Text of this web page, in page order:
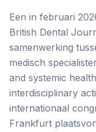
Een in februari
British Dental
samenwerking
medisch
and systemic
interdisciplinary
internationaal
Frankfurt